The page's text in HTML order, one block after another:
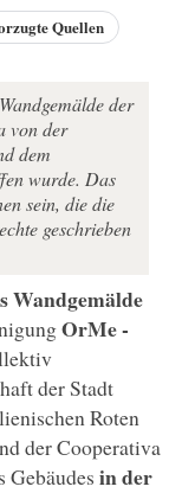
Quellen
der
von der
dem
wurde. Das
sein, die die
geschrieben
Wandgemälde
OrMe -
der Stadt
Roten
der Cooperativa
Gebäudes in der